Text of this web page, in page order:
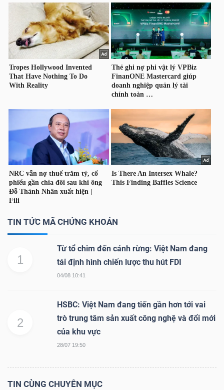
TIN TỨC MÃ CHỨNG KHOÁN
1
Từ tổ chim đến cánh rừng: Việt Nam đang
tái định hình chiến lược thu hút FDI
04/08 10:41
2
HSBC: Việt Nam đang tiến gần hơn tới vai
trò trung tâm sản xuất công nghệ và đổi mới
của khu vực
28/07 19:50
TIN CÙNG CHUYÊN MỤC